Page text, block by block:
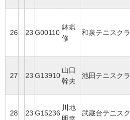
26 23 G00110
鉢蝋
修
和泉テニスク
27 23 G13910
山口
幹夫
池田テニスク
28 23 G15236
川地
武蔵台テニス